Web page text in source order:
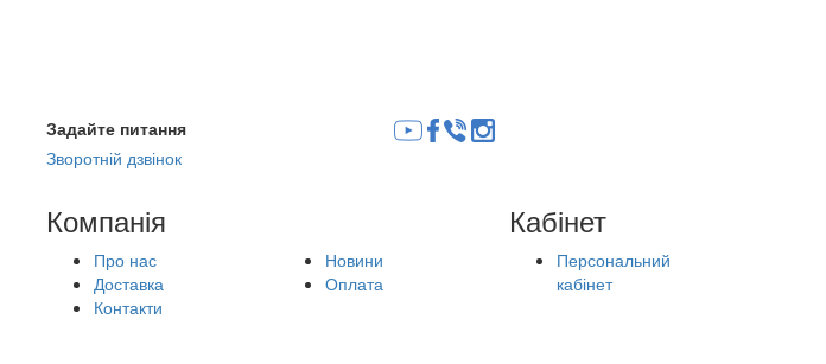
Задайте питання
Зворотній дзвінок
Компанія
Про нас
Доставка
Контакти
Новини
Оплата
Кабінет
Персональний
кабінет